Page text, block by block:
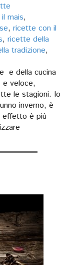
mais,
, ricette con il
, ricette della
tradizione,
e della cucina
e veloce,
le stagioni. Io
inverno, è
effetto è più